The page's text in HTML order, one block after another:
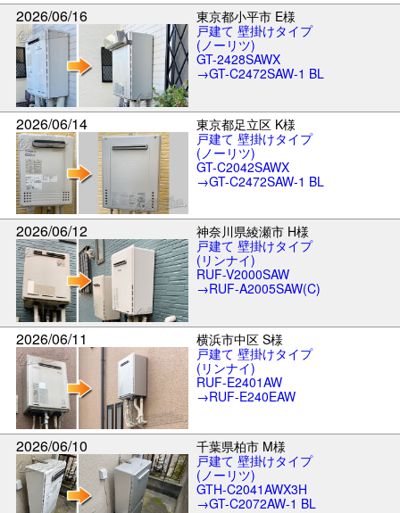
2026/06/16
東京都小平市 E様
戸建て 壁掛けタイプ
(ノーリツ)
GT-2428SAWX
→GT-C2472SAW-1 BL
2026/06/14
東京都足立区 K様
戸建て 壁掛けタイプ
(ノーリツ)
GT-C2042SAWX
→GT-C2472SAW-1 BL
2026/06/12
神奈川県綾瀬市 H様
戸建て 壁掛けタイプ
(リンナイ)
RUF-V2000SAW
→RUF-A2005SAW(C)
2026/06/11
横浜市中区 S様
戸建て 壁掛けタイプ
(リンナイ)
RUF-E2401AW
→RUF-E240EAW
2026/06/10
千葉県柏市 M様
戸建て 壁掛けタイプ
(ノーリツ)
GTH-C2041AWX3H
→GT-C2072AW-1 BL